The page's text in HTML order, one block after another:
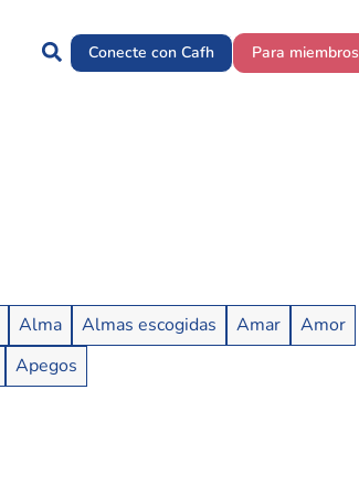
Conecte con Cafh Para miembros
Alma Almas escogidas Amar
Amor
Apegos